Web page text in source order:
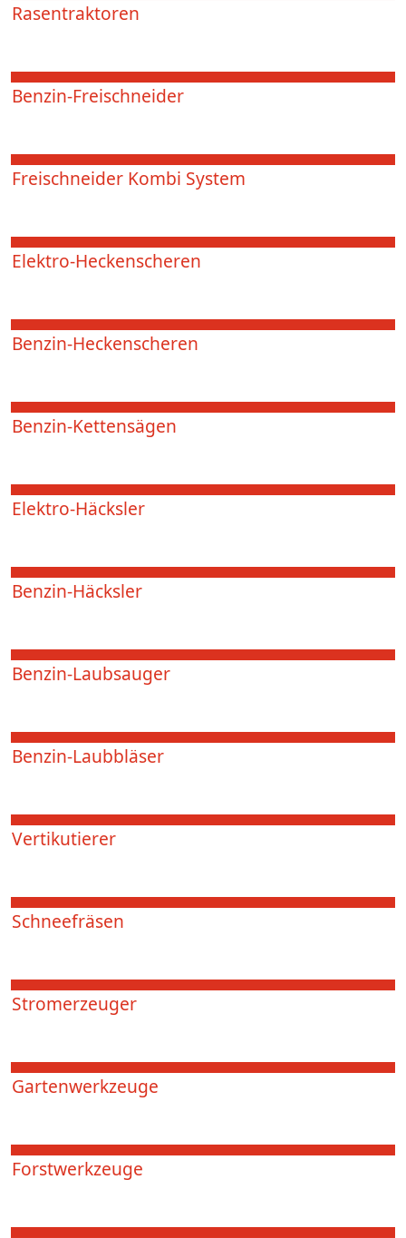
Rasentraktoren
Benzin-Freischneider
Freischneider Kombi System
Elektro-Heckenscheren
Benzin-Heckenscheren
Benzin-Kettensägen
Elektro-Häcksler
Benzin-Häcksler
Benzin-Laubsauger
Benzin-Laubbläser
Vertikutierer
Schneefräsen
Stromerzeuger
Gartenwerkzeuge
Forstwerkzeuge